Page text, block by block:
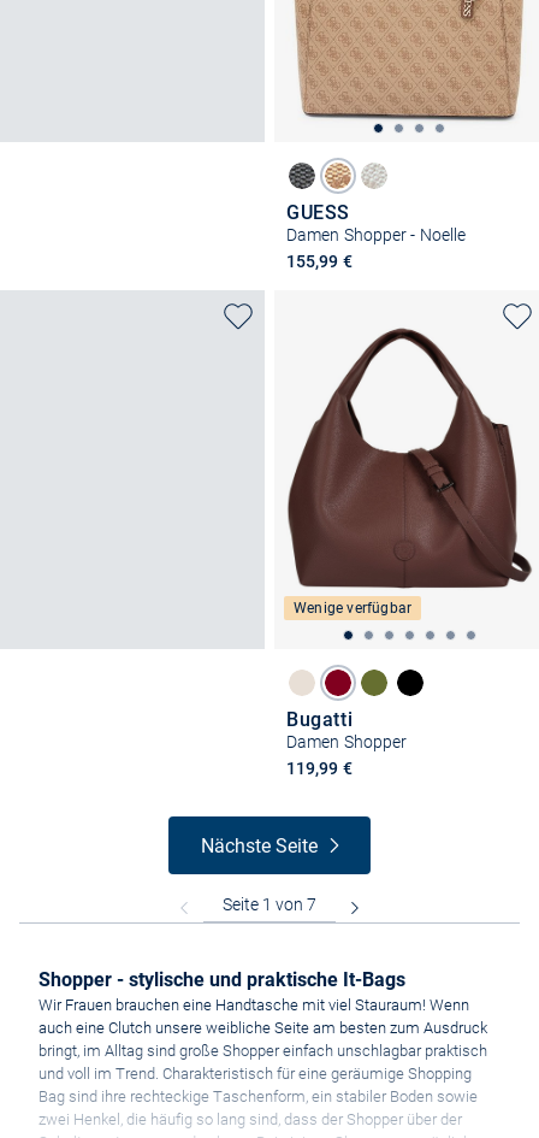
GUESS
Damen Shopper - Noelle
155,99 €
Wenige verfügbar
Bugatti
Damen Shopper
119,99 €
Nächste Seite
Shopper - stylische und praktische It-Bags
Wir Frauen brauchen eine Handtasche mit viel Stauraum! Wenn
auch eine Clutch unsere weibliche Seite am besten zum Ausdruck
bringt, im Alltag sind große Shopper einfach unschlagbar praktisch
und voll im Trend. Charakteristisch für eine geräumige Shopping
Bag sind ihre rechteckige Taschenform, ein stabiler Boden sowie
zwei Henkel, die häufig so lang sind, dass der Shopper über der